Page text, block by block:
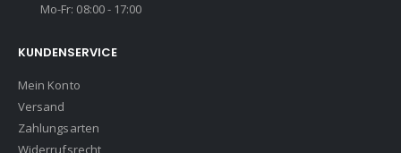
Mo-Fr: 08:00 - 17:00
KUNDENSERVICE
Mein Konto
Versand
Zahlungsarten
Widerrufsrecht